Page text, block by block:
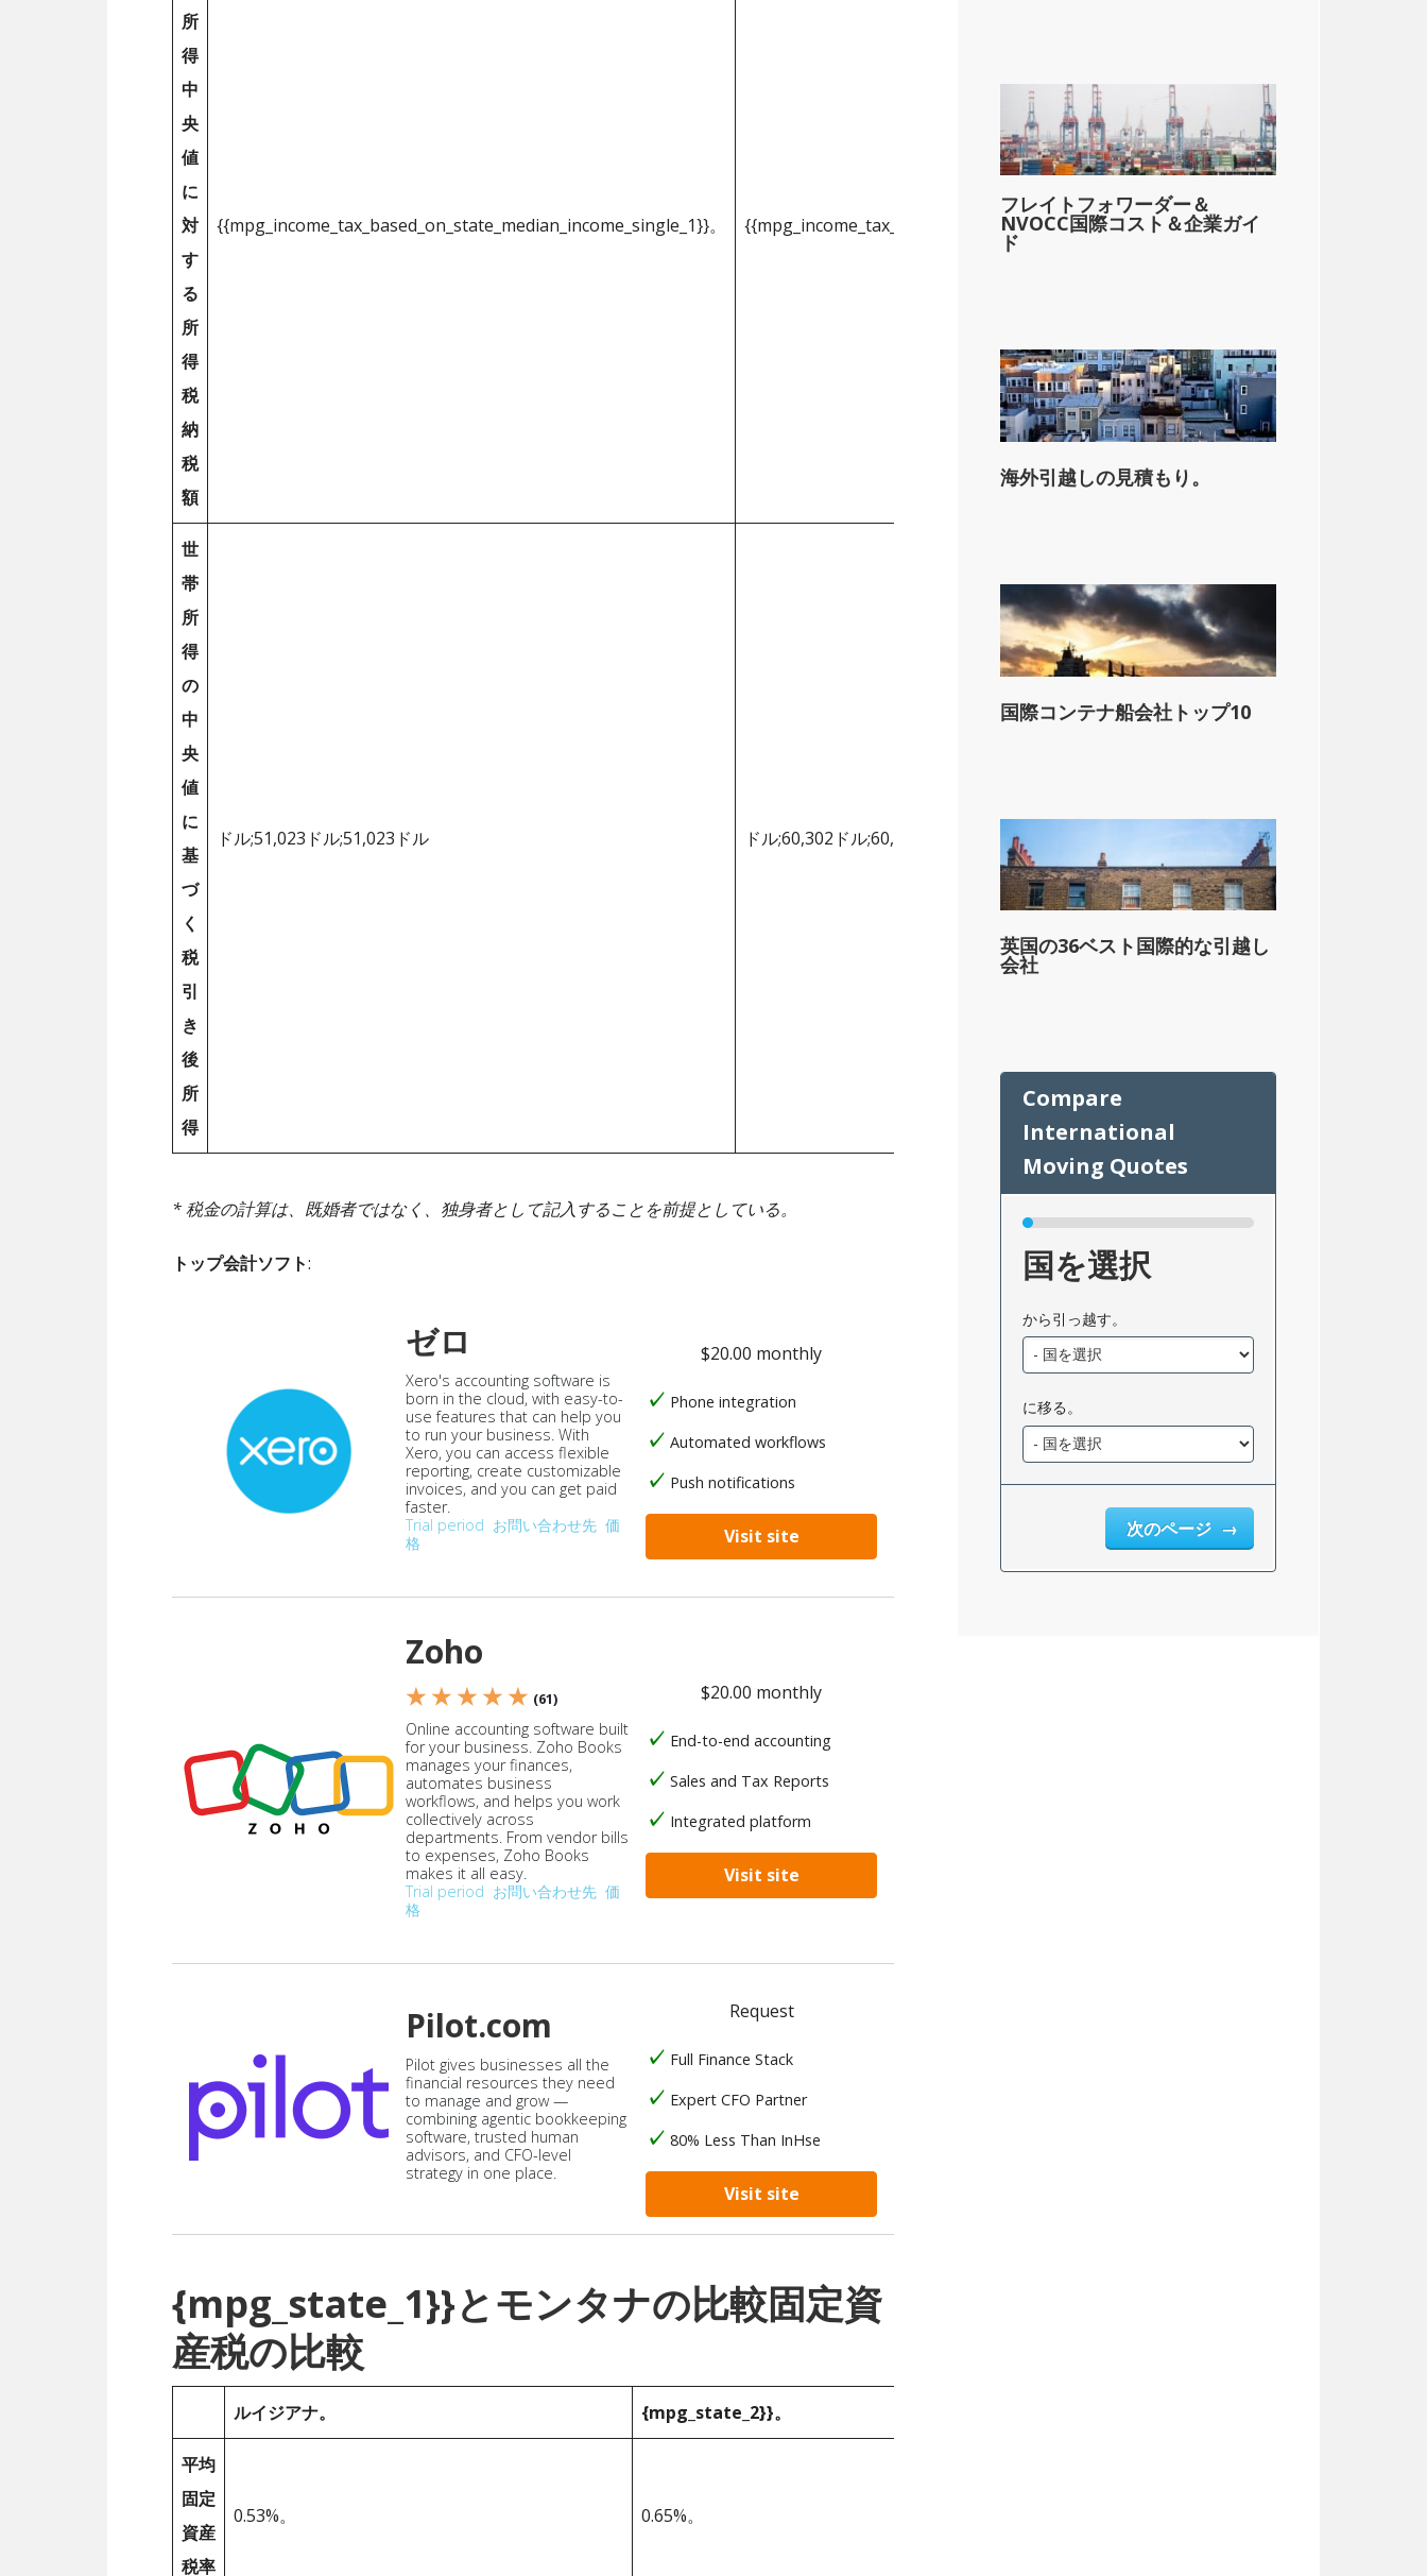
所
得
中
央
値
に
対
す
る
所
得
税
納
税
額
{{mpg_income_tax_based_on_state_median_income_single_1}}。 {{mpg_income_tax_based_on_state_median_single_2}}。
世
帯
所
得
の
中
央
値
に
基
づ
く
税
引
き
後
所
得
ドル;51,023ドル;51,023ドル ドル;60,302ドル;60,302ドル
* 税金の計算は、既婚者ではなく、独身者として記入することを前提としている。
トップ会計ソフト:
ゼロ
Xero's accounting software is
born in the cloud, with easy-to-
use features that can help you
to run your business. With
Xero, you can access flexible
reporting, create customizable
invoices, and you can get paid
faster.
Trial period お問い合わせ先 価
格
$20.00 monthly
Phone integration
Automated workflows
Push notifications
Visit site
Zoho
★ ★ ★ ★ ★ (61)
Online accounting software built
for your business. Zoho Books
manages your finances,
automates business
workflows, and helps you work
collectively across
departments. From vendor bills
to expenses, Zoho Books
makes it all easy.
Trial period お問い合わせ先 価
格
$20.00 monthly
End-to-end accounting
Sales and Tax Reports
Integrated platform
Visit site
Pilot.com
Pilot gives businesses all the
financial resources they need
to manage and grow —
combining agentic bookkeeping
software, trusted human
advisors, and CFO-level
strategy in one place.
Request
Full Finance Stack
Expert CFO Partner
80% Less Than InHse
Visit site
{mpg_state_1}}とモンタナの比較固定資
産税の比較
ルイジアナ。 {mpg_state_2}}。
平均
固定
資産
税率
0.53%。 0.65%。
フレイトフォワーダー＆
NVOCC国際コスト＆企業ガイ
ド
海外引越しの見積もり。
国際コンテナ船会社トップ10
英国の36ベスト国際的な引越し
会社
国を選択
から引っ越す。
に移る。
次のページ